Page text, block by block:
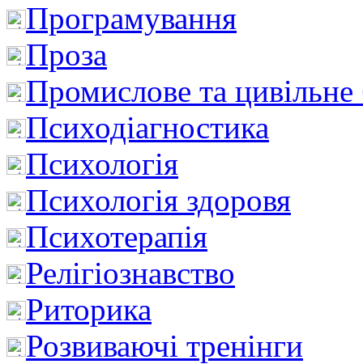
Програмування
Проза
Промислове та цивільне
Психодіагностика
Психологія
Психологія здоровя
Психотерапія
Релігіознавство
Риторика
Розвиваючі тренінги